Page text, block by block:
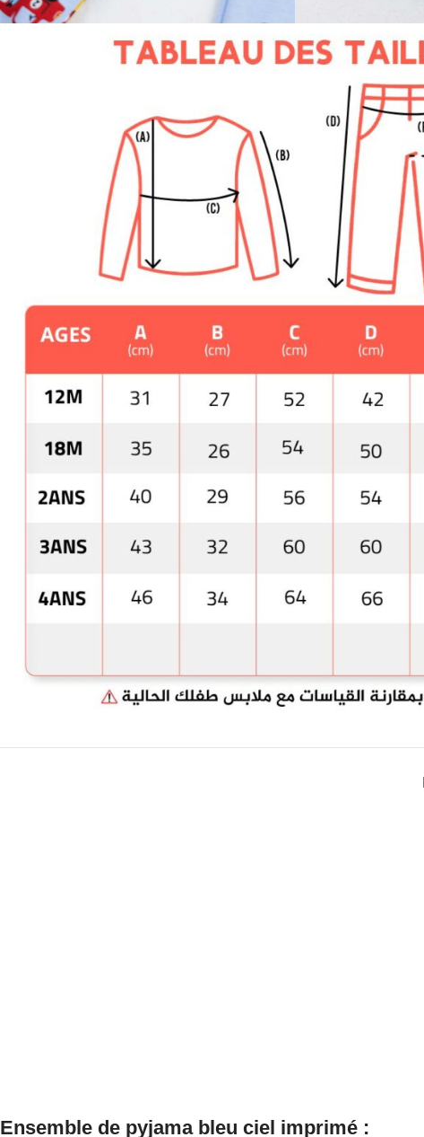
Ensemble de pyjama bleu ciel imprimé :